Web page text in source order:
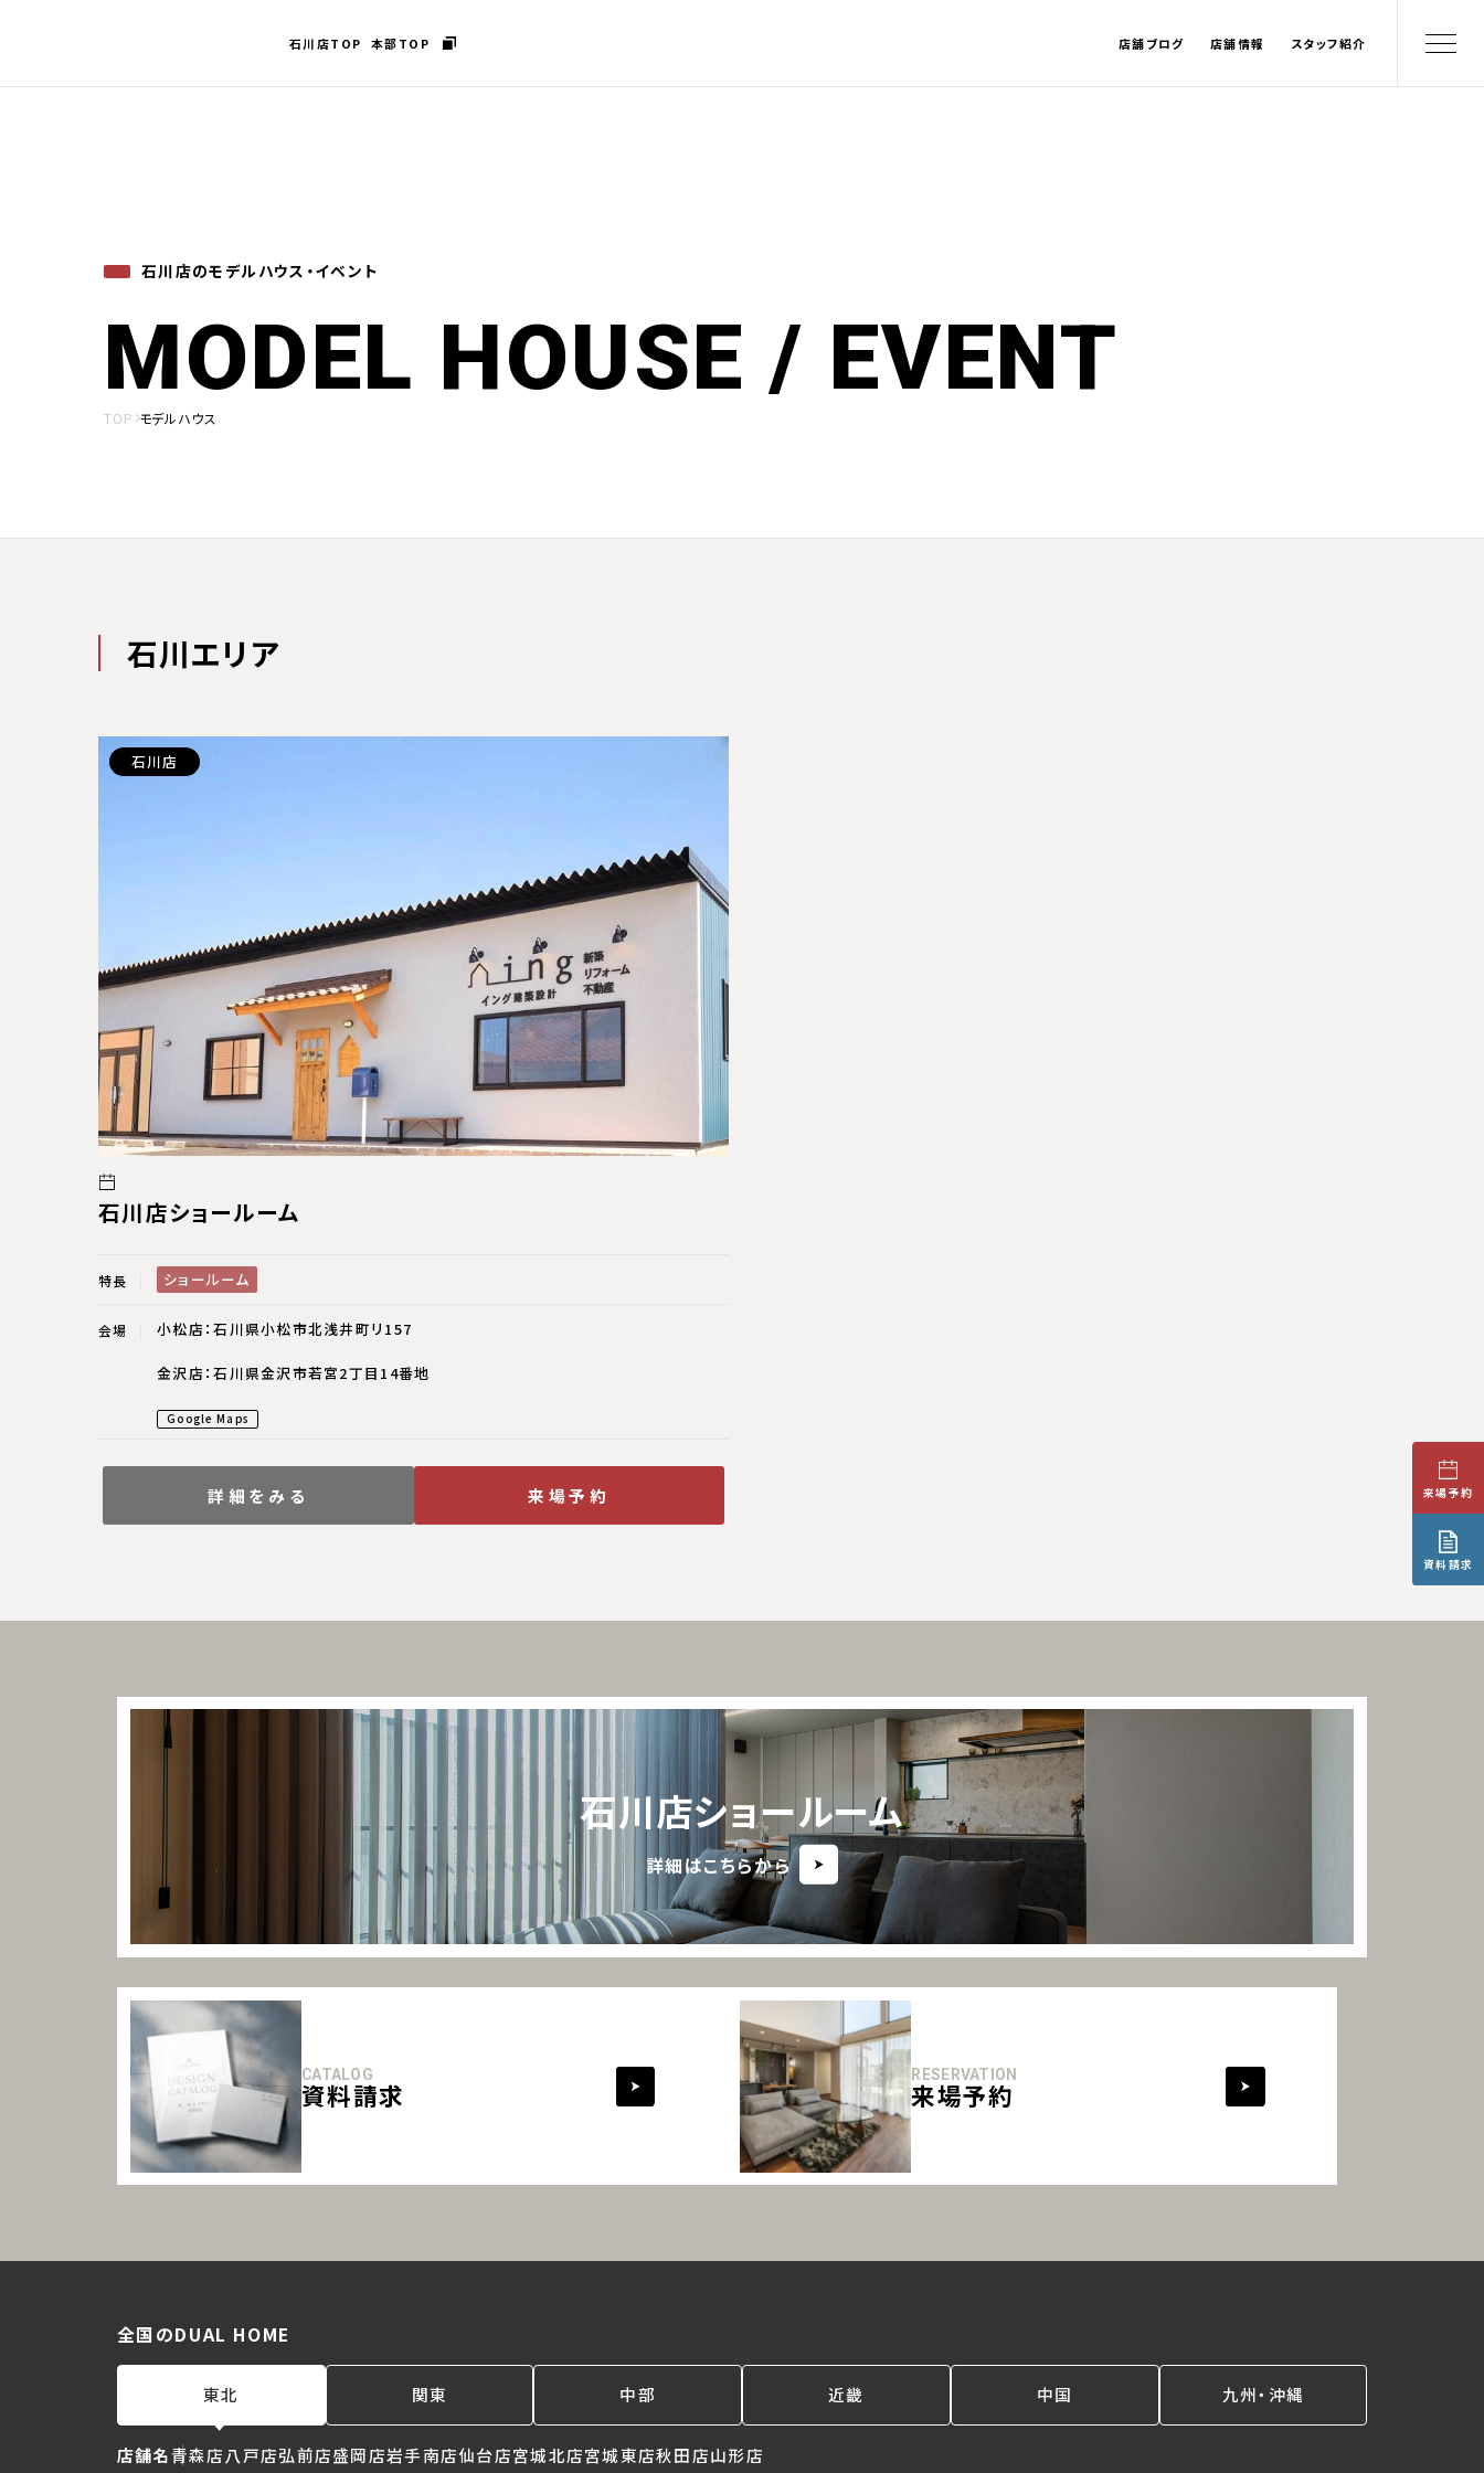
石川店TOP 本部TOP 店舗ブログ 店舗情報 スタッフ紹介
石川店のモデルハウス・イベント
MODEL HOUSE / EVENT
TOP モデルハウス
石川エリア
石川店
石川店ショールーム
特長 ショールーム
会場 小松店：石川県小松市北浅井町リ157
金沢店：石川県金沢市若宮2丁目14番地
Google Maps
詳細をみる 来場予約
石川店ショールーム
詳細はこちらから
CATALOG
資料請求
RESERVATION
来場予約
来場予約
資料請求
全国のDUAL HOME
東北 関東 中部 近畿 中国 九州・沖縄
店舗名青森店八戸店弘前店盛岡店岩手南店仙台店宮城北店宮城東店秋田店山形店